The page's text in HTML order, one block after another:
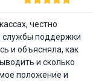
честно
службы поддержки
и объясняла, как
и сколько
положение и